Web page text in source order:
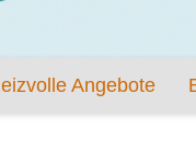
Angebote